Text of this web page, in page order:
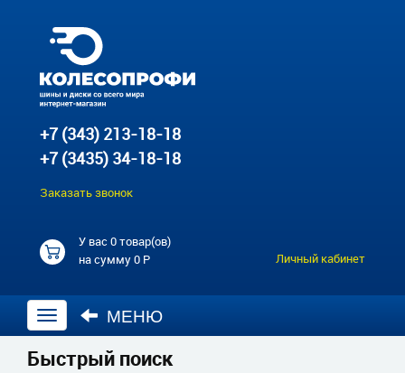
+7 (343) 213-18-18
+7 (3435) 34-18-18
Заказать звонок
У вас0 товар(ов)
на сумму0 Р Личный кабинет
Открыть
навигацию
МЕНЮ
Быстрый поиск